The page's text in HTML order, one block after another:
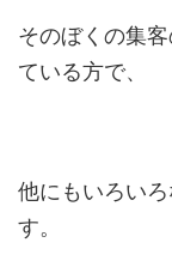
そのぼくの集
ている方で、
他にもいろい
す。